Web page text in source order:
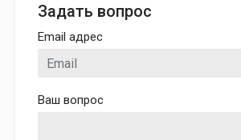
Задать вопрос
Email адрес
Ваш вопрос